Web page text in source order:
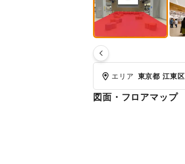
エリア 東京都 江東区
図面・フロアマップ